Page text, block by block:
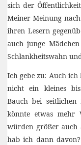
sich der
Meiner Meinung nach
ihren Lesern
auch junge
Schlankheitswahn
Ich gebe zu: Auch ich
nicht ein kleines
Bauch bei
könnte etwas mehr
würden größer auch
hab ich dann